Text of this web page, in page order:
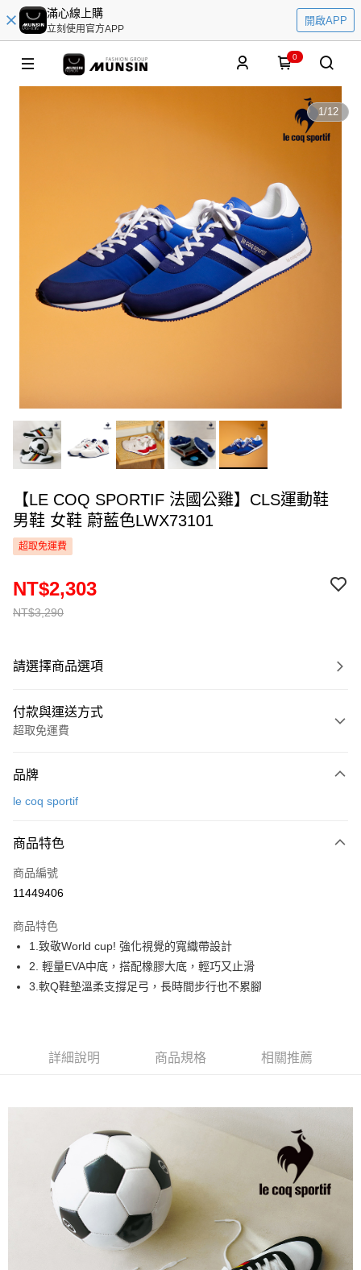
滿心線上購
立刻使用官方APP
開啟APP
0
1/12
【LE COQ SPORTIF 法國公雞】CLS運動鞋
男鞋 女鞋 蔚藍色LWX73101
超取免運費
NT$3,290
NT$2,303
請選擇商品選項
付款與運送方式
超取免運費
信用卡一次付款
LINE Pay
Apple Pay
悠遊付
大哥付你分期
相關說明
成交易。
【繳款方式說明】
1.分期款項不併入電信帳單，「大哥付你分期」於每月結算日後寄送繳費提
醒簡訊。
2.透過簡訊連結打開帳單後，可選擇「超商條碼／台灣大直營門市／銀行轉
帳／街口支付／iPASS MONEY」等通路繳費。
【注意事項】
1.本服務係由「台灣大哥大股份有限公司」（以下簡稱本公司）所提供，讓
用戶於交易時，得透過本服務購買商品或服務，並由商店將買賣／分期付款
買賣價金債權讓與本公司後，依約使用本公司帳單繳交帳款。
【關於「AFTEE先享後付」】
AFTEE先享後付是「在收到商品之後才付款」的支付方式。 讓您購物簡單
２．便利：只要手機號碼，簡訊認證，即可結帳。
【「AFTEE先享後付」結帳流程】
１．於結帳方式選擇「AFTEE先享後付」後，將跳轉至「AFTEE先享後付」
結帳頁面，進行簡訊認證並確認金額後，即可完成結帳。
２．訂單成立數日內，您將收到繳費通知簡訊。
３．收到繳費通知簡訊後14天內，點擊此簡訊中的連結，可透過四大超商／
ATM／網路銀行／等多元方式進行付款，方視為交易完成。
※ 請注意：結帳手續完成當下不需立刻繳費，但若您需要取消訂單，請聯絡
購買商品的店家。未經商家同意取消之訂單仍視為有效，需透過AFTEE先享
ATM付款
付款後全家取貨
萊爾富取貨付款
品牌
le coq sportif
商品特色
商品編號
11449406
商品特色
1.致敬World cup! 強化視覺的寬織帶設計
2. 輕量EVA中底，搭配橡膠大底，輕巧又止滑
3.軟Q鞋墊溫柔支撐足弓，長時間步行也不累腳
詳細說明 商品規格 相關推薦